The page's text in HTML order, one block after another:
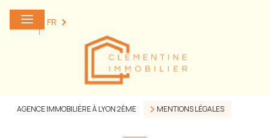
0
FR
AGENCE IMMOBILIÈRE À LYON 2ÈME MENTIONS LÉGALES